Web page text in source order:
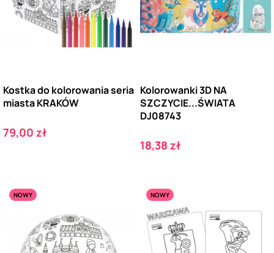
Kostka do kolorowania seria
miasta KRAKÓW
Cena
79,00 zł
Kolorowanki 3D NA
SZCZYCIE...ŚWIATA
DJ08743
Cena
18,38 zł
NOWY NOWY